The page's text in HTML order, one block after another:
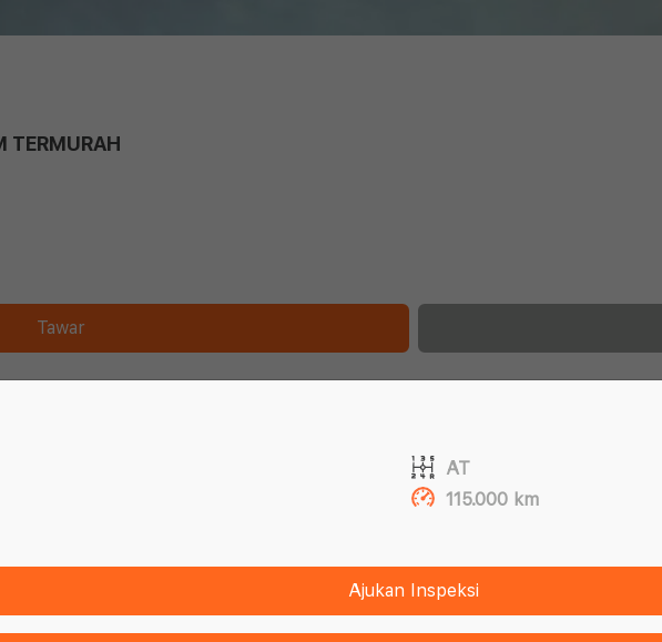
TERMURAH
Tawar
AT
115.000 km
Ajukan Inspeksi